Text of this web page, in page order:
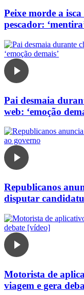
Peixe morde a
pescador:
Pai desmaia
web: ‘emoção
Republicanos
disputar
Motorista de
viagem e gera